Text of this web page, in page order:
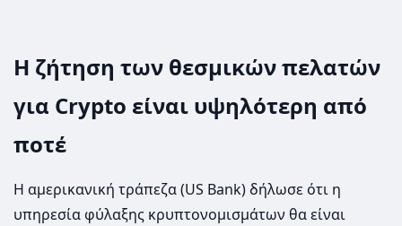
Η ζήτηση των θεσμικών πελατών
για Crypto είναι υψηλότερη από
ποτέ
Η αμερικανική τράπεζα (US Bank) δήλωσε ότι η
υπηρεσία φύλαξης κρυπτονομισμάτων θα είναι